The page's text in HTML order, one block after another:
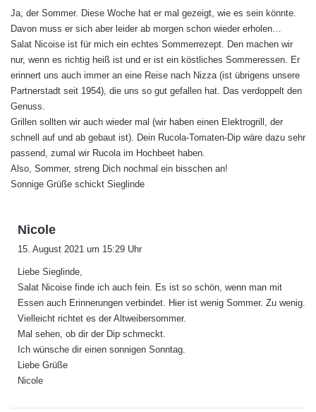
t
:
Ja, der Sommer. Diese Woche hat er mal gezeigt, wie es sein könnte.
Davon muss er sich aber leider ab morgen schon wieder erholen…
Salat Nicoise ist für mich ein echtes Sommerrezept. Den machen wir
nur, wenn es richtig heiß ist und er ist ein köstliches Sommeressen. Er
erinnert uns auch immer an eine Reise nach Nizza (ist übrigens unsere
Partnerstadt seit 1954), die uns so gut gefallen hat. Das verdoppelt den
Genuss.
Grillen sollten wir auch wieder mal (wir haben einen Elektrogrill, der
schnell auf und ab gebaut ist). Dein Rucola-Tomaten-Dip wäre dazu sehr
passend, zumal wir Rucola im Hochbeet haben.
Also, Sommer, streng Dich nochmal ein bisschen an!
Sonnige Grüße schickt Sieglinde
Nicole
t
:
15. August 2021 um 15:29 Uhr
Liebe Sieglinde,
Salat Nicoise finde ich auch fein. Es ist so schön, wenn man mit
Essen auch Erinnerungen verbindet. Hier ist wenig Sommer. Zu wenig.
Vielleicht richtet es der Altweibersommer.
Mal sehen, ob dir der Dip schmeckt.
Ich wünsche dir einen sonnigen Sonntag.
Liebe Grüße
Nicole